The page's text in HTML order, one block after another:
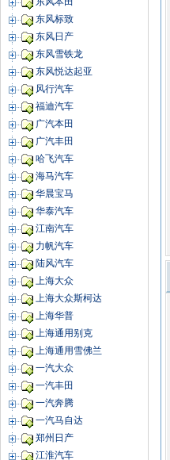
东风标致
东风日产
东风雪铁龙
东风悦达起亚
风行汽车
福迪汽车
广汽本田
广汽丰田
哈飞汽车
海马汽车
华晨宝马
华泰汽车
江南汽车
力帆汽车
陆风汽车
上海大众
上海大众斯柯达
上海华普
上海通用别克
上海通用雪佛兰
一汽大众
一汽丰田
一汽奔腾
一汽马自达
郑州日产
江淮汽车